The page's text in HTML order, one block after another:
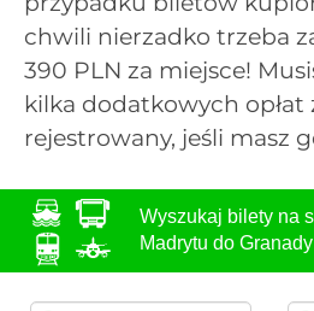
chwili nierzadko trzeba
390 PLN za miejsce!
kilka dodatkowych opłat
rejestrowany, jeśli masz
Wyszukaj bilety na
Madrytu do Granady